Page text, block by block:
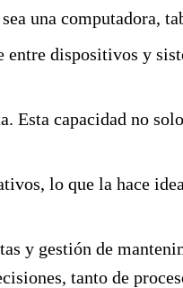
una computadora,
dispositivos y
Esta capacidad no
lo que la hace
y gestión de
tanto de